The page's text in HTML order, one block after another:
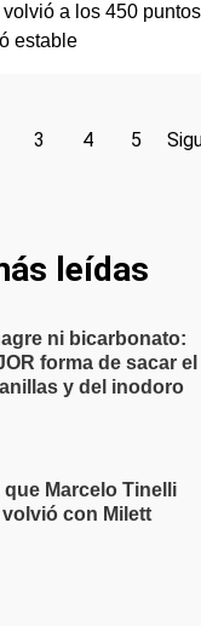
3 4 5
leídas
ni bicarbonato:
forma de sacar el
y del inodoro
que Marcelo Tinelli
con Milett